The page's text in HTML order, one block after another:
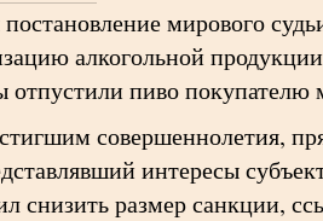
постановление мирового
алкогольной
отпустили пиво покупателю
совершеннолетия,
интересы
снизить размер санкции,